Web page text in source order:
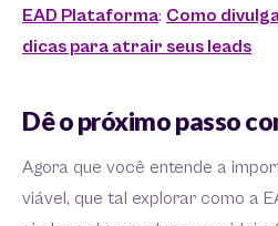
EAD Plataforma: Como
dicas para atrair seus leads
Dê o próximo passo
Agora que você entende a
viável, que tal explorar como a